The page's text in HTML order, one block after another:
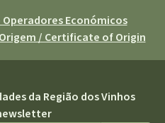
Económicos
/ Certificate of Origin
da Região dos Vinhos